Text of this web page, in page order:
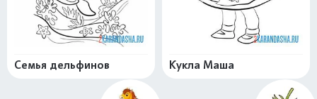
Семья дельфинов Кукла Маша